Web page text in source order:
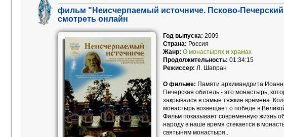
фильм "Неисчерпаемый источниче. Псково-
смотреть онлайн
Год выпуска: 2009
Страна: Россия
Жанр: О монастырях и храмах
Продолжительность: 01:34:15
Режиссер: Л. Шапран
О фильме: Памяти архимандрита
Печерская обитель - это монастырь,
закрывался в самые тяжкие времена.
монастырь возвещает о победе в
Фильм показывает современную жизнь
народу в наше время стекается в
святыням монастыря..